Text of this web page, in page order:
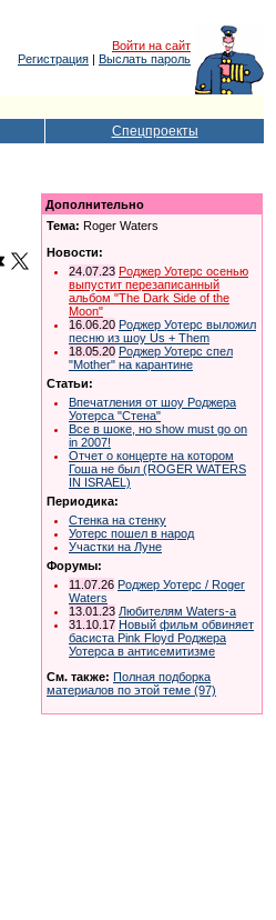
Войти на сайт
Регистрация | Выслать пароль
Спецпроекты
Дополнительно
Тема: Roger Waters
Новости:
24.07.23 Роджер Уотерс осенью
выпустит перезаписанный
альбом "The Dark Side of the
Moon"
16.06.20 Роджер Уотерс выложил
песню из шоу Us + Them
18.05.20 Роджер Уотерс спел
"Mother" на карантине
Статьи:
Впечатления от шоу Роджера
Уотерса "Стена"
Все в шоке, но show must go on
in 2007!
Отчет о концерте на котором
Гоша не был (ROGER WATERS
IN ISRAEL)
Периодика:
Стенка на стенку
Уотерс пошел в народ
Участки на Луне
Форумы:
11.07.26 Роджер Уотерс / Roger
Waters
13.01.23 Любителям Waters-a
31.10.17 Новый фильм обвиняет
басиста Pink Floyd Роджера
Уотерса в антисемитизме
См. также: Полная подборка
материалов по этой теме (97)